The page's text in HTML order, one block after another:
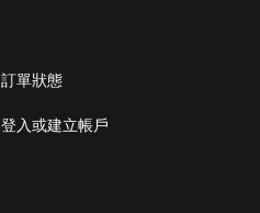
訂單狀態
登入或建立帳戶